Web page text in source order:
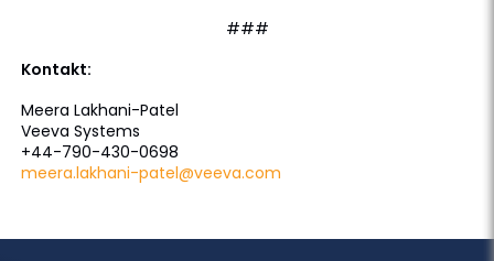
###
Kontakt:
Meera Lakhani-Patel
Veeva Systems
+44-790-430-0698
meera.lakhani-patel@veeva.com